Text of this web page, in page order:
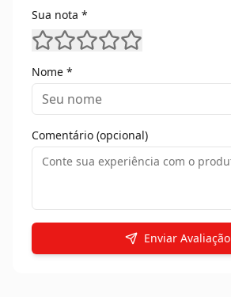
Sua nota *
Nome *
Comentário (opcional)
Enviar Avaliação